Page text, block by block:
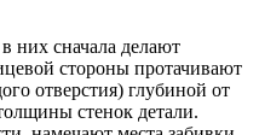
них сначала делают
стороны протачивают
отверстия) глубиной от
стенок детали.